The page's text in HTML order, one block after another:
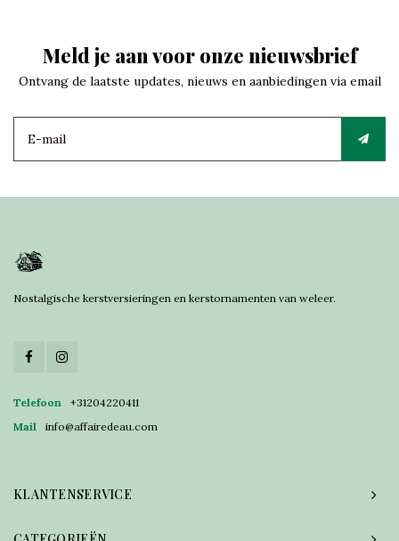
Meld je aan voor onze nieuwsbrief
Ontvang de laatste updates, nieuws en aanbiedingen via email
Nostalgische kerstversieringen en kerstornamenten van weleer.
Telefoon
+31204220411
Mail
info@affairedeau.com
KLANTENSERVICE